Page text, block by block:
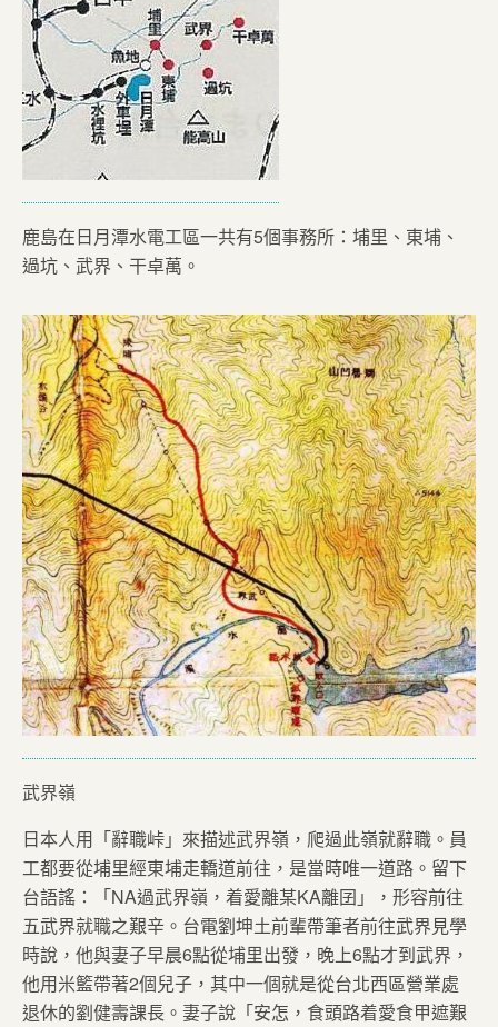
鹿島在日月潭水電工區一共有5個事務所：埔里、東埔、
過坑、武界、干卓萬。
武界嶺
日本人用「辭職峠」來描述武界嶺，爬過此嶺就辭職。員
工都要從埔里經東埔走轎道前往，是當時唯一道路。留下
台語謠：「NA過武界嶺，着愛離某KA離囝」，形容前往
五武界就職之艱辛。台電劉坤土前輩帶筆者前往武界見學
時說，他與妻子早晨6點從埔里出發，晚上6點才到武界，
他用米籃帶著2個兒子，其中一個就是從台北西區營業處
退休的劉健壽課長。妻子說「安怎，食頭路着愛食甲遮艱